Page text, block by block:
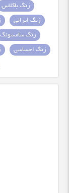
زنگ باکلاس
زنگ ایرانی
زنگ سامسونگ
زنگ احساسی